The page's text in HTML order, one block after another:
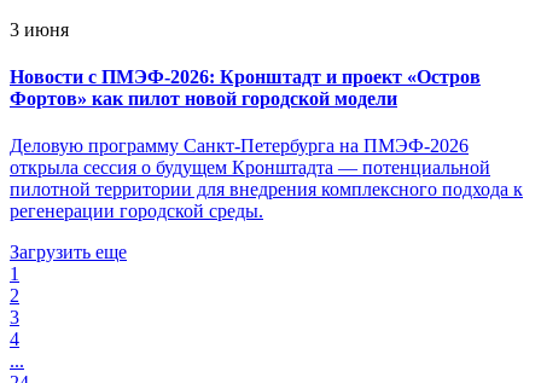
3 июня
Новости с ПМЭФ-2026: Кронштадт и проект «Остров
Фортов» как пилот новой городской модели
Деловую программу Санкт-Петербурга на ПМЭФ-2026
открыла сессия о будущем Кронштадта — потенциальной
пилотной территории для внедрения комплексного подхода к
регенерации городской среды.
Загрузить еще
1
2
3
4
...